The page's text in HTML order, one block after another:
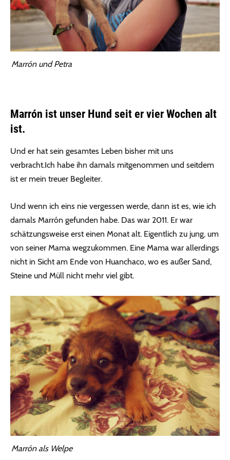
Marrón und Petra
Marrón ist unser Hund seit er vier Wochen alt
ist.
Und er hat sein gesamtes Leben bisher mit uns
verbracht.Ich habe ihn damals mitgenommen und seitdem
ist er mein treuer Begleiter.
Und wenn ich eins nie vergessen werde, dann ist es, wie ich
damals Marrón gefunden habe. Das war 2011. Er war
schätzungsweise erst einen Monat alt. Eigentlich zu jung, um
von seiner Mama wegzukommen. Eine Mama war allerdings
nicht in Sicht am Ende von Huanchaco, wo es außer Sand,
Steine und Müll nicht mehr viel gibt.
Marrón als Welpe